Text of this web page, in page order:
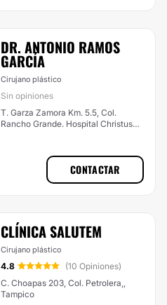
DR. ANTONIO RAMOS
GARCÍA
Cirujano plástico
Sin opiniones
T. Garza Zamora Km. 5.5, Col.
Rancho Grande. Hospital Christus
CONTACTAR
CLÍNICA SALUTEM
Cirujano plástico
4.8
(10 Opiniones)
C. Choapas 203, Col. Petrolera,,
Tampico